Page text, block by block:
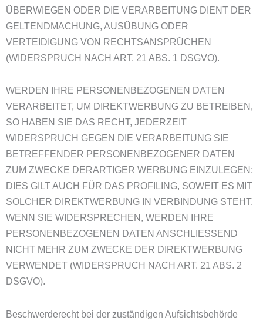
ÜBERWIEGEN ODER DIE VERARBEITUNG DIENT DER
GELTENDMACHUNG, AUSÜBUNG ODER
VERTEIDIGUNG VON RECHTSANSPRÜCHEN
(WIDERSPRUCH NACH ART. 21 ABS. 1 DSGVO).
WERDEN IHRE PERSONENBEZOGENEN DATEN
VERARBEITET, UM DIREKTWERBUNG ZU BETREIBEN,
SO HABEN SIE DAS RECHT, JEDERZEIT
WIDERSPRUCH GEGEN DIE VERARBEITUNG SIE
BETREFFENDER PERSONENBEZOGENER DATEN
ZUM ZWECKE DERARTIGER WERBUNG EINZULEGEN;
DIES GILT AUCH FÜR DAS PROFILING, SOWEIT ES MIT
SOLCHER DIREKTWERBUNG IN VERBINDUNG STEHT.
WENN SIE WIDERSPRECHEN, WERDEN IHRE
PERSONENBEZOGENEN DATEN ANSCHLIESSEND
NICHT MEHR ZUM ZWECKE DER DIREKTWERBUNG
VERWENDET (WIDERSPRUCH NACH ART. 21 ABS. 2
DSGVO).
Beschwerde­recht bei der zuständigen Aufsichts­behörde